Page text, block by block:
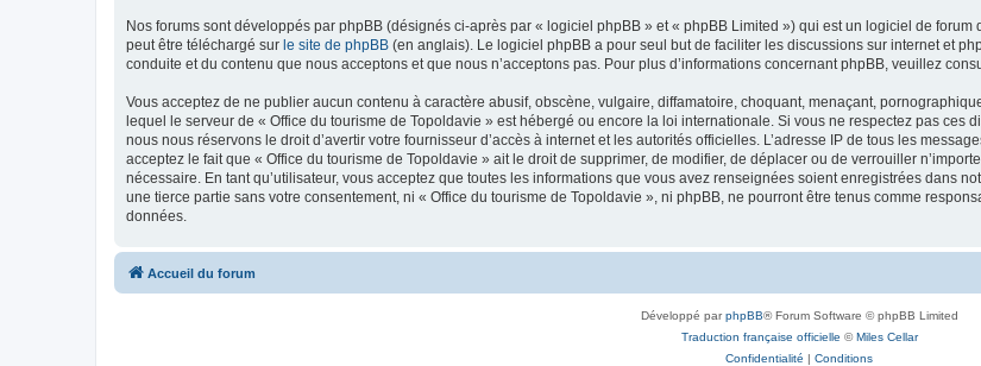
Nos forums sont développés par phpBB (désignés ci-après par « logiciel phpBB » et « phpBB Limited ») qui est un logiciel de forum
peut être téléchargé sur le site de phpBB (en anglais). Le logiciel phpBB a pour seul but de faciliter les discussions sur internet et
conduite et du contenu que nous acceptons et que nous n’acceptons pas. Pour plus d’informations concernant phpBB, veuillez
Vous acceptez de ne publier aucun contenu à caractère abusif, obscène, vulgaire, diffamatoire, choquant, menaçant,
lequel le serveur de « Office du tourisme de Topoldavie » est hébergé ou encore la loi internationale. Si vous ne respectez pas ces
nous nous réservons le droit d’avertir votre fournisseur d’accès à internet et les autorités officielles. L’adresse IP de tous les
acceptez le fait que « Office du tourisme de Topoldavie » ait le droit de supprimer, de modifier, de déplacer ou de verrouiller
nécessaire. En tant qu’utilisateur, vous acceptez que toutes les informations que vous avez renseignées soient enregistrées dans
une tierce partie sans votre consentement, ni « Office du tourisme de Topoldavie », ni phpBB, ne pourront être tenus comme
données.
Accueil du forum
Développé parphpBB® Forum Software © phpBB Limited
Traduction française officielle ©Miles Cellar
Confidentialité | Conditions